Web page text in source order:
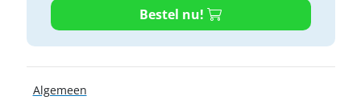
Bestel nu!
Algemeen